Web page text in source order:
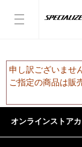
申し訳ございませ
ご指定の商品は販
オンラインストア